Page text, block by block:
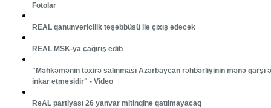
Fotolar
REAL qanunvericilik təşəbbüsü ilə çıxış edəcək
REAL MSK-ya çağırış edib
"Məhkəmənin təxirə salınması Azərbaycan rəhbərliyinin mənə qarşı
inkar etməsidir" - Video
ReAL partiyası 26 yanvar mitinqinə qatılmayacaq